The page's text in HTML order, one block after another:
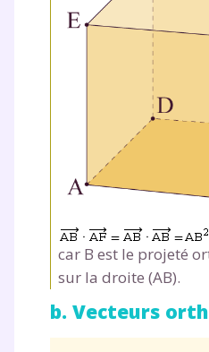
car B est le projeté
sur la droite (AB).
b. Vecteurs